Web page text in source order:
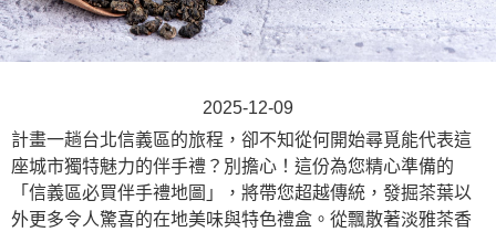
2025-12-09
計畫一趟台北信義區的旅程，卻不知從何開始尋覓能代表這
座城市獨特魅力的伴手禮？別擔心！這份為您精心準備的
「信義區必買伴手禮地圖」，將帶您超越傳統，發掘茶葉以
外更多令人驚喜的在地美味與特色禮盒。從飄散著淡雅茶香